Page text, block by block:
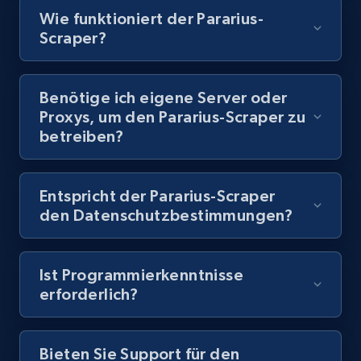
8.1K+
Youtube - Videos posts - Discovery records
by Explore page URL
URL, Title, Youtuber, Youtuber md5, Video url,
Video length, Likes, Views, and more.
by podcast url
URL, Title, Youtuber, Youtuber md5, Video url,
Wie funktioniert der Pararius-
Scraper?
Benötige ich eigene Server oder
Proxys, um den Pararius-Scraper zu
betreiben?
Entspricht der Pararius-Scraper
den Datenschutzbestimmungen?
Ist Programmierkenntnisse
erforderlich?
Bieten Sie Support für den